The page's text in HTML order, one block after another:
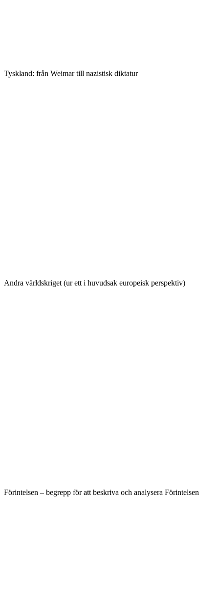
Tyskland: från Weimar till nazistisk diktatur
Andra världskriget (ur ett i huvudsak europeisk perspektiv)
Förintelsen – begrepp för att beskriva och analysera Förintelsen